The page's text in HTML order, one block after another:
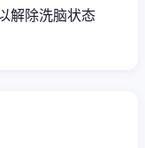
解除洗脑状态